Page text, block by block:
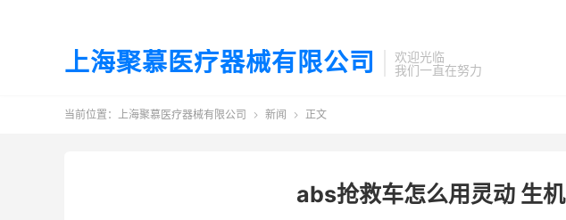
上海聚慕医疗器械有限公司
欢迎光临
我们一直在努力
当前位置： 上海聚慕医疗器械有限公司  新闻  正文
abs抢救车怎么用灵动 生机